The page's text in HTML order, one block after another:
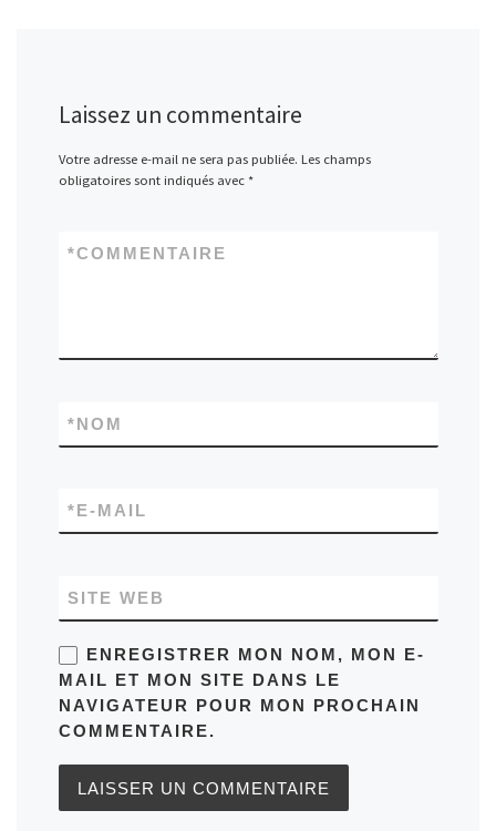
Laissez un commentaire
Votre adresse e-mail ne sera pas publiée. Les champs
obligatoires sont indiqués avec *
COMMENTAIRE
*
NOM
*
E-MAIL
*
SITE WEB
ENREGISTRER MON NOM, MON E-
MAIL ET MON SITE DANS LE
NAVIGATEUR POUR MON PROCHAIN
COMMENTAIRE.